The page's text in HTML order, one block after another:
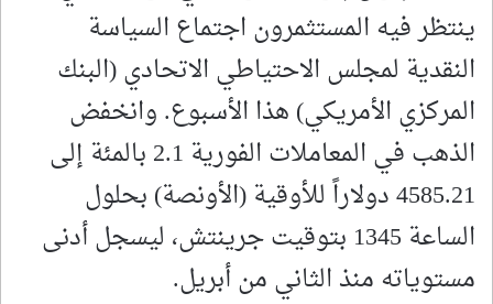
ينتظر فيه المستثمرون اجتماع السياسة
النقدية لمجلس الاحتياطي الاتحادي (البنك
المركزي الأمريكي) هذا الأسبوع. وانخفض
الذهب في المعاملات الفورية 2.1 بالمئة إلى
4585.21 دولاراً للأوقية (الأونصة) بحلول
الساعة 1345 بتوقيت جرينتش، ليسجل أدنى
مستوياته منذ الثاني من ⁠أبريل.